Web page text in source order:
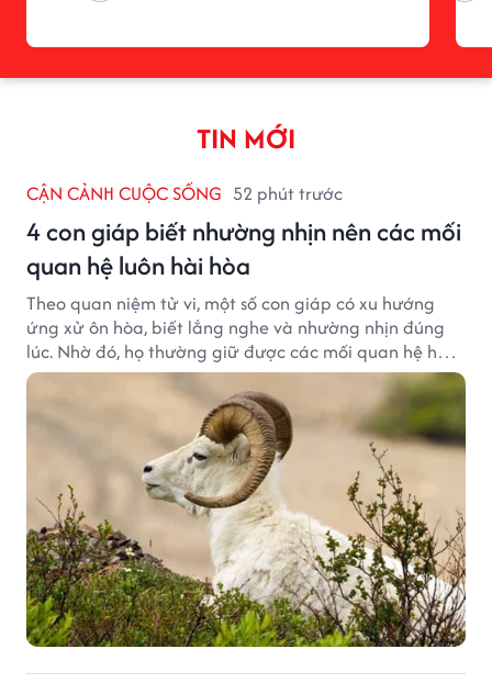
TIN MỚI
CẬN CẢNH CUỘC SỐNG 52 phút trước
4 con giáp biết nhường nhịn nên các mối
quan hệ luôn hài hòa
Theo quan niệm tử vi, một số con giáp có xu hướng
ứng xử ôn hòa, biết lắng nghe và nhường nhịn đúng
lúc. Nhờ đó, họ thường giữ được các mối quan hệ hài
hòa và nhận được sự yêu mến từ những người xung